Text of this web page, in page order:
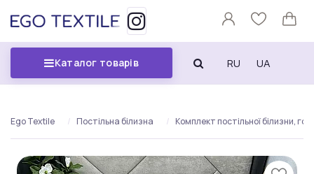
Каталог товарів RU UA
Ego Textile Постільна білизна Комплект постільної білизни,